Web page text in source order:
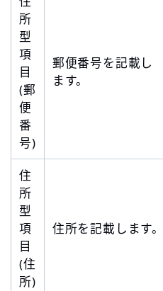
所
型
項
目
(郵
便
番
号)
郵便番号を記載し
ます。
住
所
型
項
目
(住
所)
住所を記載します。